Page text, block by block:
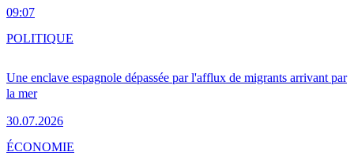
09:07
Une enclave espagnole dépassée par l'afflux de migrants arrivant par
la mer
30.07.2026
POLITIQUE
ÉCONOMIE